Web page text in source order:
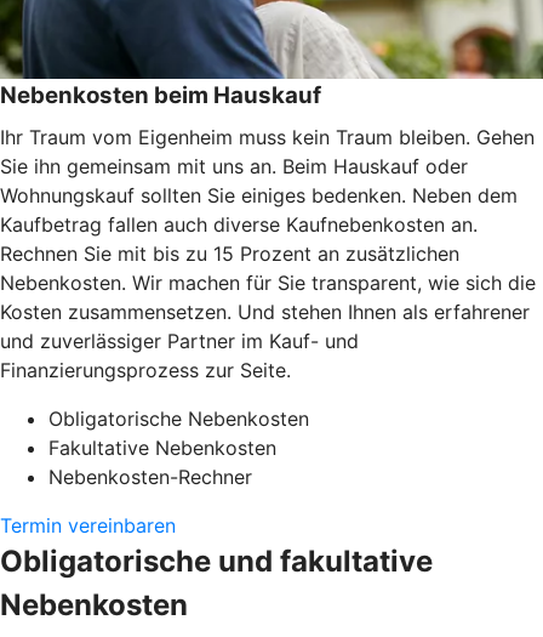
Nebenkosten beim Hauskauf
Ihr Traum vom Eigenheim muss kein Traum bleiben. Gehen
Sie ihn gemeinsam mit uns an. Beim Hauskauf oder
Wohnungskauf sollten Sie einiges bedenken. Neben dem
Kaufbetrag fallen auch diverse Kaufnebenkosten an.
Rechnen Sie mit bis zu 15 Prozent an zusätzlichen
Nebenkosten. Wir machen für Sie transparent, wie sich die
Kosten zusammensetzen. Und stehen Ihnen als erfahrener
und zuverlässiger Partner im Kauf- und
Finanzierungsprozess zur Seite.
Obligatorische Nebenkosten
Fakultative Nebenkosten
Nebenkosten-Rechner
Termin vereinbaren
Obligatorische und fakultative
Nebenkosten